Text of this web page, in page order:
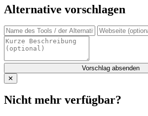
Alternative vorschlagen
Vorschlag absenden
✕
Nicht mehr verfügbar?